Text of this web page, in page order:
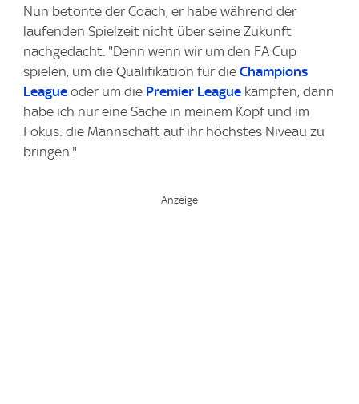
Nun betonte der Coach, er habe während der
laufenden Spielzeit nicht über seine Zukunft
nachgedacht. "Denn wenn wir um den FA Cup
spielen, um die Qualifikation für die Champions
League oder um die Premier League kämpfen, dann
habe ich nur eine Sache in meinem Kopf und im
Fokus: die Mannschaft auf ihr höchstes Niveau zu
bringen."